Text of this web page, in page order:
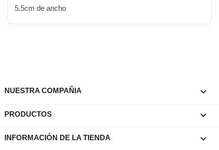
5.5cm de ancho
NUESTRA COMPAÑIA 
PRODUCTOS 
INFORMACIÓN DE LA TIENDA keyboard_arrow_down